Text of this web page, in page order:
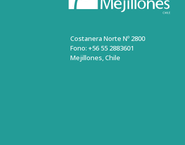
Costanera Norte Nº 2800
Fono: +56 55 2883601
Mejillones, Chile